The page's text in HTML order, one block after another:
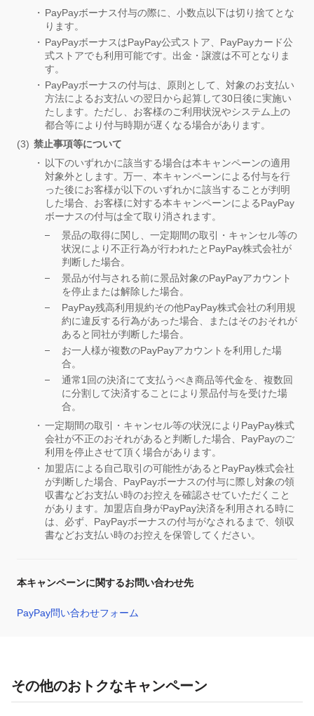
PayPayボーナス付与の際に、小数点以下は切り捨てとな
ります。
PayPayボーナスはPayPay公式ストア、PayPayカード公
式ストアでも利用可能です。出金・譲渡は不可となりま
す。
PayPayボーナスの付与は、原則として、対象のお支払い
方法によるお支払いの翌日から起算して30日後に実施い
たします。ただし、お客様のご利用状況やシステム上の
都合等により付与時期が遅くなる場合があります。
禁止事項等について
以下のいずれかに該当する場合は本キャンペーンの適用
対象外とします。万一、本キャンペーンによる付与を行
った後にお客様が以下のいずれかに該当することが判明
した場合、お客様に対する本キャンペーンによるPayPay
ボーナスの付与は全て取り消されます。
景品の取得に関し、一定期間の取引・キャンセル等の
状況により不正行為が行われたとPayPay株式会社が
判断した場合。
景品が付与される前に景品対象のPayPayアカウント
を停止または解除した場合。
PayPay残高利用規約その他PayPay株式会社の利用規
約に違反する行為があった場合、またはそのおそれが
あると同社が判断した場合。
お一人様が複数のPayPayアカウントを利用した場
合。
通常1回の決済にて支払うべき商品等代金を、複数回
に分割して決済することにより景品付与を受けた場
合。
一定期間の取引・キャンセル等の状況によりPayPay株式
会社が不正のおそれがあると判断した場合、PayPayのご
利用を停止させて頂く場合があります。
加盟店による自己取引の可能性があるとPayPay株式会社
が判断した場合、PayPayボーナスの付与に際し対象の領
収書などお支払い時のお控えを確認させていただくこと
があります。加盟店自身がPayPay決済を利用される時に
は、必ず、PayPayボーナスの付与がなされるまで、領収
書などお支払い時のお控えを保管してください。
本キャンペーンに関するお問い合わせ先
PayPay問い合わせフォーム
その他のおトクなキャンペーン